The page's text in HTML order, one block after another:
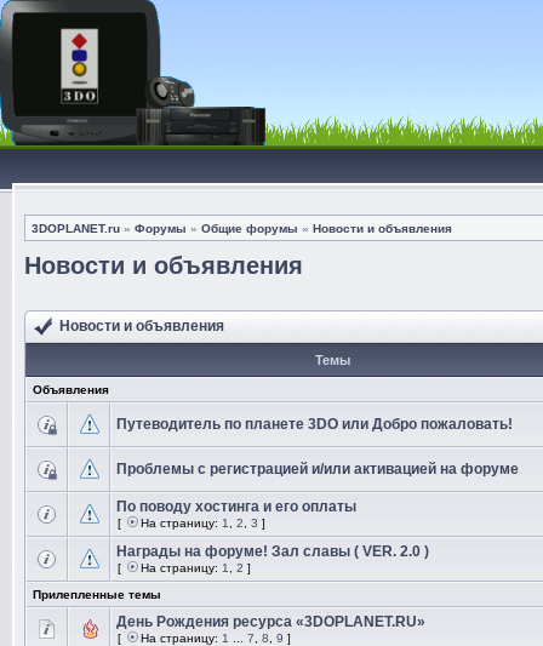
3DOPLANET.ru » Форумы » Общие форумы » Новости и объявления
Новости и объявления
Новости и объявления
Темы
Объявления
Путеводитель по планете 3DO или Добро пожаловать!
Проблемы с регистрацией и/или активацией на форуме
По поводу хостинга и его оплаты
[ На страницу: 1 2 3 ]
Награды на форуме! Зал славы ( VER. 2.0 )
[ На страницу: 1 2 ]
Прилепленные темы
День Рождения ресурса «3DOPLANET.RU»
[ На страницу: 1 7 8 9 ]